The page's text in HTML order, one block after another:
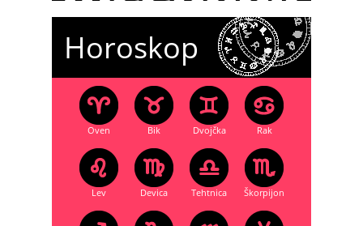
Horoskop
Oven Bik Dvojčka Rak
Lev Devica Tehtnica Škorpijon